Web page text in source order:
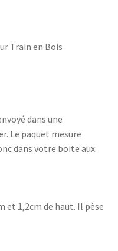
Train en Bois
dans une
Le paquet mesure
dans votre boite aux
et 1,2cm de haut. Il pèse